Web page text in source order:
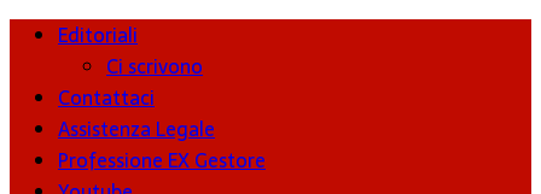
Editoriali
Ci scrivono
Contattaci
Assistenza Legale
Professione EX Gestore